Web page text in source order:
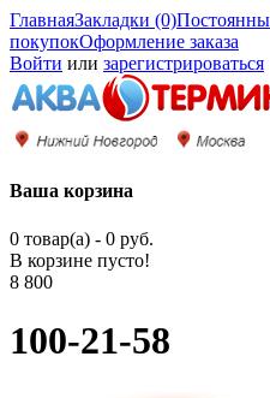
ГлавнаяЗакладки (0)
покупокОформление заказа
Войти или зарегистрироваться
Ваша корзина
0 товар(а) - 0 руб.
В корзине пусто!
8 800
100-21-58